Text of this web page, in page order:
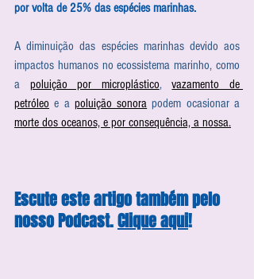
por volta de 25% das espécies marinhas.
A diminuição das espécies marinhas devido aos
impactos humanos no ecossistema marinho, como
a poluição por microplástico, vazamento de
petróleo e a poluição sonora
morte dos oceanos, e por consequência, a nossa.
Escute este artigo também pelo
nosso Podcast. Clique aqui!